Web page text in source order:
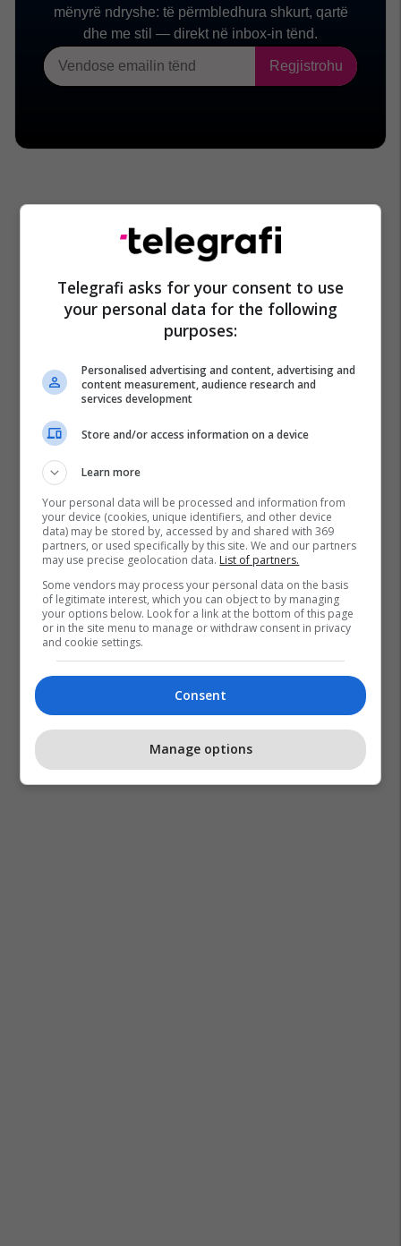
Telegrafi asks for your consent to use
your personal data for the following
purposes:
Personalised advertising and content, advertising and
content measurement, audience research and
services development
Store and/or access information on a device
Learn more
Your personal data will be processed and information from
your device (cookies, unique identifiers, and other device
data) may be stored by, accessed by and shared with 369
partners, or used specifically by this site. We and our partners
may use precise geolocation data. List of partners.
Some vendors may process your personal data on the basis
of legitimate interest, which you can object to by managing
your options below. Look for a link at the bottom of this page
or in the site menu to manage or withdraw consent in privacy
and cookie settings.
Consent
Manage options